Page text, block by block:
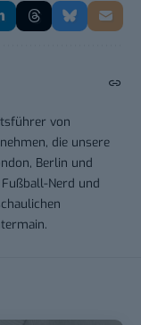
von
die unsere
Berlin und
Nerd und